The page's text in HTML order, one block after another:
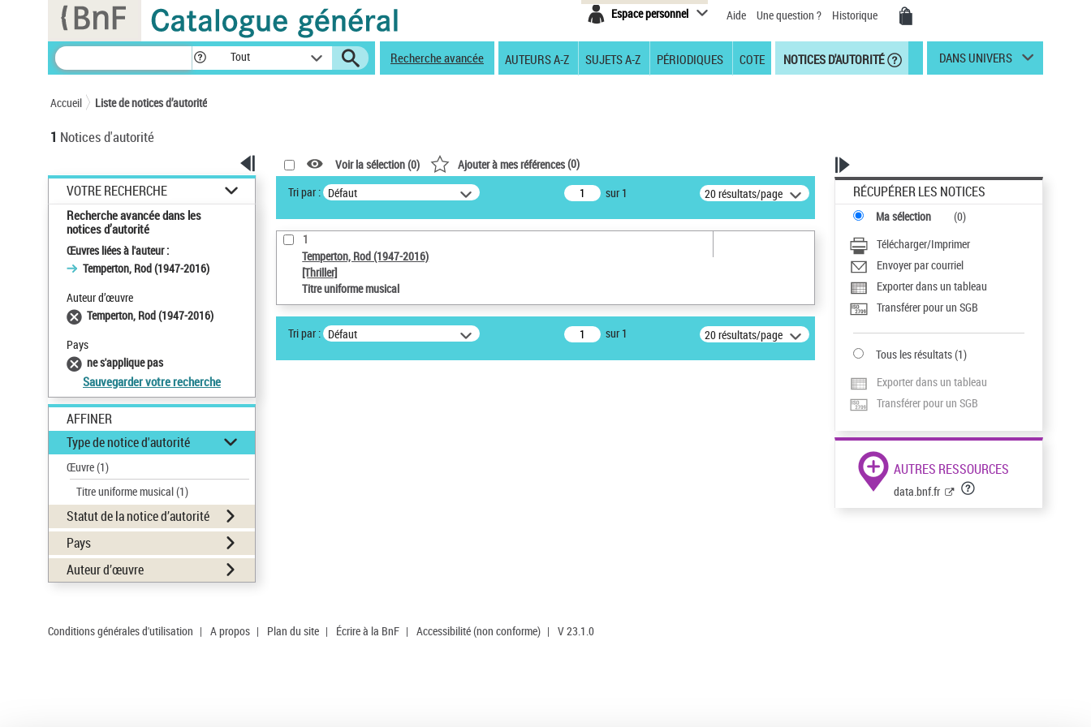
Espace personnel Aide Une question ? Historique
Tout Recherche avancée AUTEURS A-Z SUJETS A-Z PÉRIODIQUES COTE NOTICES D'AUTORITÉ DANS UNIVERS
Accueil Liste de notices d’autorité
1 Notices d'autorité
VOTRE RECHERCHE
Recherche avancée dans les
notices d’autorité
Œuvres liées à l'auteur :
Temperton, Rod (1947-2016)
Auteur d’œuvre
Temperton, Rod (1947-2016)
Pays
ne s'applique pas
Sauvegarder votre recherche
AFFINER
Type de notice d'autorité
Œuvre(1)
Titre uniforme musical(1)
Statut de la notice d’autorité
Pays
Auteur d’œuvre
Voir la sélection (0) Ajouter à mes références(0)
Tri par : Défaut sur 1 20 résultats/page
1
Temperton, Rod (1947-2016)
[Thriller]
Titre uniforme musical
Tri par : Défaut sur 1 20 résultats/page
RÉCUPÉRER LES NOTICES
Ma sélection (0)
Télécharger/Imprimer
Envoyer par courriel
Exporter dans un tableau
Transférer pour un SGB
Tous les résultats(1)
Exporter dans un tableau
Transférer pour un SGB
AUTRES RESSOURCES
data.bnf.fr
Conditions générales d'utilisation | A propos | Plan du site | Écrire à la BnF | Accessibilité (non conforme) | V 23.1.0
Panneau de gestion des cookies